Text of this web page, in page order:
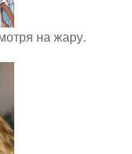
на жару.